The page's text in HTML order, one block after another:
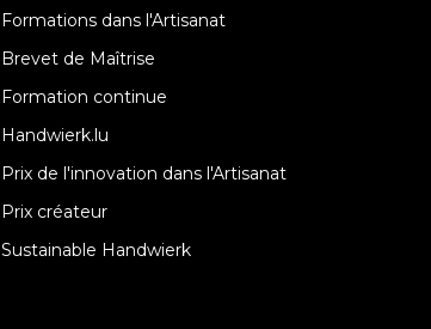
Formations dans l'Artisanat
Brevet de Maîtrise
Formation continue
Handwierk.lu
Prix de l'innovation dans l'Artisanat
Prix créateur
Sustainable Handwierk